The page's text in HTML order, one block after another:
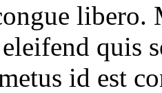
quis
id est